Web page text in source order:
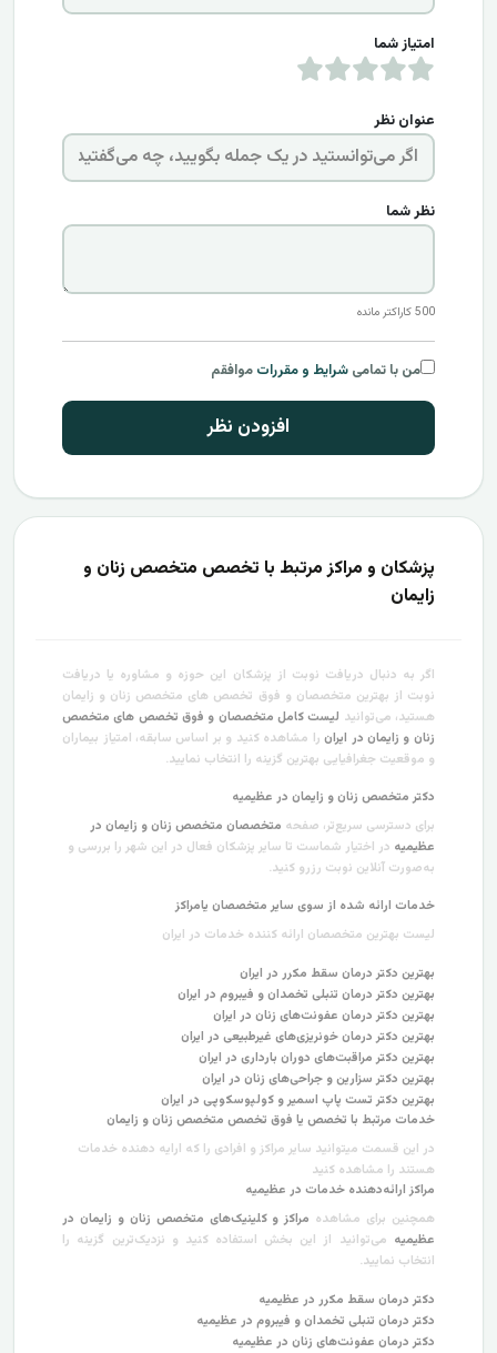
امتیاز شما
عنوان نظر
نظر شما
500کاراکتر مانده
من با تمامیشرایط و مقررات موافقم
افزودن نظر
پزشکان و مراکز مرتبط با تخصص متخصص زنان و
زایمان
اگر به دنبال دریافت نوبت از پزشکان این حوزه و مشاوره یا دریافت
نوبت از بهترین متخصصان و فوق تخصص های متخصص زنان و زایمان
هستید، می‌توانید لیست کامل متخصصان و فوق تخصص های متخصص
زنان و زایمان در ایرانرا مشاهده کنید و بر اساس سابقه، امتیاز بیماران
و موقعیت جغرافیایی بهترین گزینه را انتخاب نمایید.
دکتر متخصص زنان و زایمان در عظیمیه
برای دسترسی سریع‌تر، صفحه متخصصان متخصص زنان و زایمان در
عظیمیه در اختیار شماست تا سایر پزشکان فعال در این شهر را بررسی و
به‌صورت آنلاین نوبت رزرو کنید.
خدمات ارائه شده از سوی سایر متخصصان یامراکز
لیست بهترین متخصصان ارائه کننده خدمات در ایران
بهترین دکتر درمان سقط مکرر در ایران
بهترین دکتر درمان تنبلی تخمدان و فیبروم در ایران
بهترین دکتر درمان عفونت‌های زنان در ایران
بهترین دکتر درمان خونریزی‌های غیرطبیعی در ایران
بهترین دکتر مراقبت‌های دوران بارداری در ایران
بهترین دکتر سزارین و جراحی‌های زنان در ایران
بهترین دکتر تست پاپ اسمیر و کولپوسکوپی در ایران
خدمات مرتبط با تخصص یا فوق تخصص متخصص زنان و زایمان
در این قسمت میتوانید سایر مراکز و افرادی را که ارایه دهنده خدمات
هستند را مشاهده کنید
مراکز ارائه‌دهنده خدمات در عظیمیه
همچنین برای مشاهده مراکز و کلینیک‌های متخصص زنان و زایمان در
عظیمیه می‌توانید از این بخش استفاده کنید و نزدیک‌ترین گزینه را
انتخاب نمایید.
دکتر درمان سقط مکرر در عظیمیه
دکتر درمان تنبلی تخمدان و فیبروم در عظیمیه
دکتر درمان عفونت‌های زنان در عظیمیه